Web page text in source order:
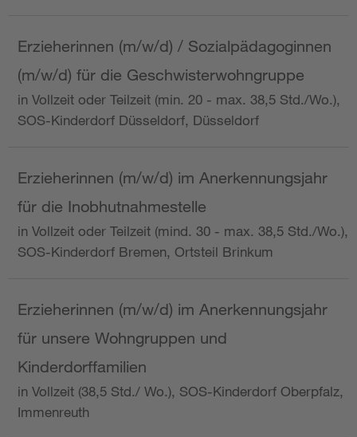
Erzieherinnen (m/w/d) / Sozialpädagoginnen
(m/w/d) für die Geschwisterwohngruppe
in Vollzeit oder Teilzeit (min. 20 - max. 38,5 Std./Wo.),
SOS-Kinderdorf Düsseldorf, Düsseldorf
Erzieherinnen (m/w/d) im Anerkennungsjahr
für die Inobhutnahmestelle
in Vollzeit oder Teilzeit (mind. 30 - max. 38,5 Std./Wo.),
SOS-Kinderdorf Bremen, Ortsteil Brinkum
Erzieherinnen (m/w/d) im Anerkennungsjahr
für unsere Wohngruppen und
Kinderdorffamilien
in Vollzeit (38,5 Std./ Wo.), SOS-Kinderdorf Oberpfalz,
Immenreuth